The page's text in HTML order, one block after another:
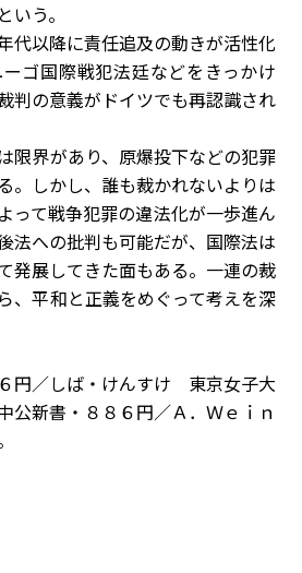
う。
代以降に責任追及の動きが活性化
ゴ国際戦犯法廷などをきっかけ
判の意義がドイツでも再認識され
限界があり、原爆投下などの犯罪
。しかし、誰も裁かれないよりは
って戦争犯罪の違法化が一歩進ん
法への批判も可能だが、国際法は
発展してきた面もある。一連の裁
、平和と正義をめぐって考えを深
円／しば・けんすけ 東京女子大
新書・８８６円／Ａ．Ｗｅｉｎ